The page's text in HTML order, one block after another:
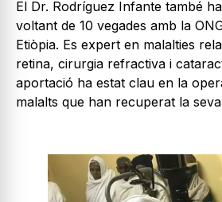
El Dr. Rodríguez Infante també
voltant de 10 vegades amb la
Etiòpia. Es expert en malalties
retina, cirurgia refractiva i
aportació ha estat clau en la
malalts que han recuperat la